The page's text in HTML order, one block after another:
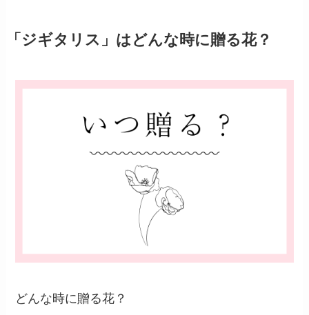
「ジギタリス」はどんな時に贈る花？
どんな時に贈る花？